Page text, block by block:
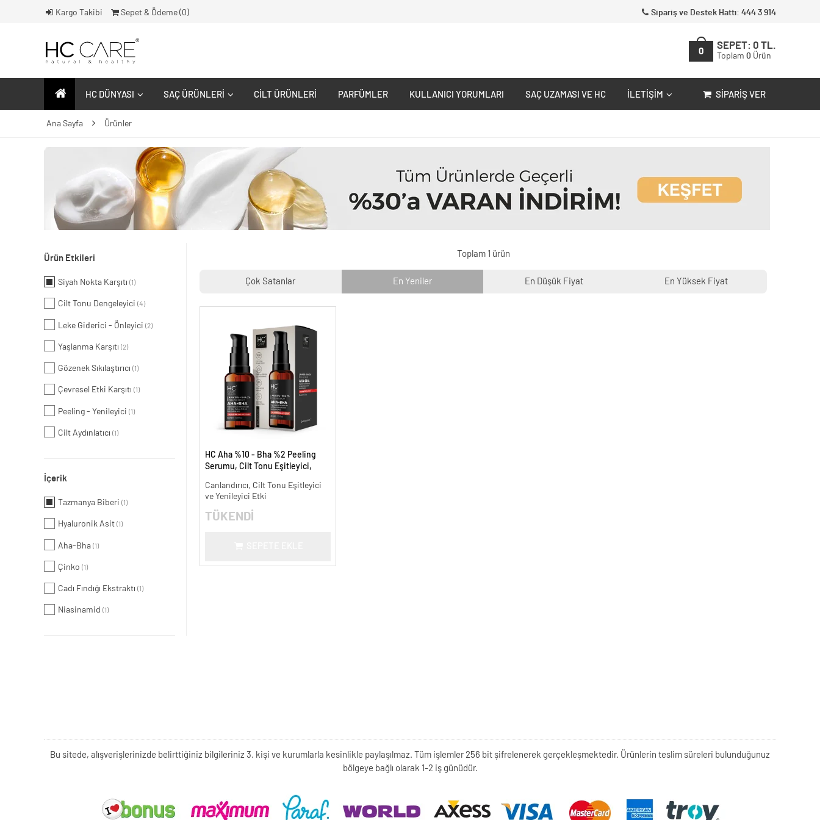
Kargo Takibi Sepet & Ödeme ( 0) Sipariş ve Destek Hattı: 444 3 914
0
SEPET: 0 TL.
Toplam 0 Ürün
HC DÜNYASI SAÇ ÜRÜNLERI CILT ÜRÜNLERI PARFÜMLER KULLANICI YORUMLARI SAÇ UZAMASI VE HC İLETIŞIM SIPARIŞ VER
Ana Sayfa Ürünler
Ürün Etkileri
Siyah Nokta Karşıtı (1)
Cilt Tonu Dengeleyici (4)
Leke Giderici - Önleyici (2)
Yaşlanma Karşıtı (2)
Gözenek Sıkılaştırıcı (1)
Çevresel Etki Karşıtı (1)
Peeling - Yenileyici (1)
Cilt Aydınlatıcı (1)
İçerik
Tazmanya Biberi (1)
Hyaluronik Asit (1)
Aha-Bha (1)
Çinko (1)
Cadı Fındığı Ekstraktı (1)
Niasinamid (1)
Toplam 1 ürün
Çok Satanlar En Yeniler En Düşük Fiyat En Yüksek Fiyat
HC Aha %10 - Bha %2 Peeling
Serumu, Cilt Tonu Eşitleyici,
Canlandırıcı, Cilt Tonu Eşitleyici
ve Yenileyici Etki
TÜKENDİ
Bu sitede, alışverişlerinizde belirttiğiniz bilgileriniz 3. kişi ve kurumlarla kesinlikle paylaşılmaz. Tüm işlemler 256 bit şifrelenerek gerçekleşmektedir. Ürünlerin teslim süreleri bulunduğunuz
bölgeye bağlı olarak 1-2 iş günüdür.